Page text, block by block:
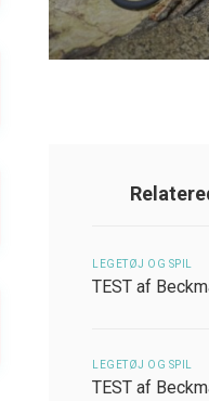
LEGETØJ OG SPIL
TEST af
LEGETØJ OG SPIL
TEST af